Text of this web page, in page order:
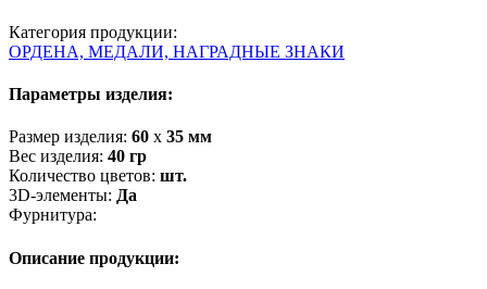
Категория продукции:
ОРДЕНА, МЕДАЛИ, НАГРАДНЫЕ ЗНАКИ
Параметры изделия:
Размер изделия: 60 х 35 мм
Вес изделия: 40 гр
Количество цветов: шт.
3D-элементы: Да
Фурнитура:
Описание продукции: